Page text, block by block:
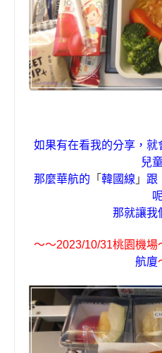
如果有在看我的分享，
兒
那麼華航的 「 韓國線 」 跟
那就讓我
〜〜2023/10/31桃園機場
航廈